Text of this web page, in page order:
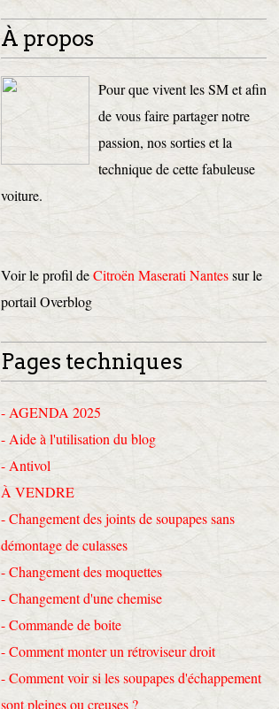
À propos
Pour que vivent les SM et afin
de vous faire partager notre
passion, nos sorties et la
technique de cette fabuleuse
voiture.
Voir le profil deCitroën Maserati Nantessur le
portail Overblog
Pages techniques
- AGENDA 2025
- Aide à l'utilisation du blog
- Antivol
À VENDRE
- Changement des joints de soupapes sans
démontage de culasses
- Changement des moquettes
- Changement d'une chemise
- Commande de boite
- Comment monter un rétroviseur droit
- Comment voir si les soupapes d'échappement
sont pleines ou creuses ?